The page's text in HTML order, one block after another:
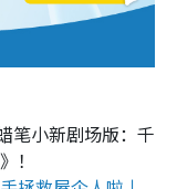
笔小新剧场版：千
！